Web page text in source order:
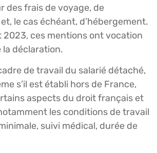
des frais de voyage, de
le cas échéant, d’hébergement.
2023, ces mentions ont vocation
déclaration.
de travail du salarié détaché,
s’il est établi hors de France,
aspects du droit français et
les conditions de travail
suivi médical, durée de